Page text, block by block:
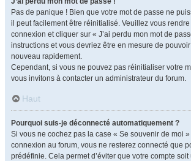
Pas de panique ! Bien que votre mot de passe ne
il peut facilement être réinitialisé. Veuillez vous
connexion et cliquer sur « J’ai perdu mon mot de
instructions et vous devriez être en mesure de
nouveau rapidement.
Cependant, si vous ne pouvez pas réinitialiser votre
vous invitons à contacter un administrateur du forum.
Haut
Pourquoi suis-je déconnecté automatiquement ?
Si vous ne cochez pas la case « Se souvenir de moi
connexion au forum, vous ne resterez connecté que
prédéfinie. Cela permet d’éviter que votre compte soit